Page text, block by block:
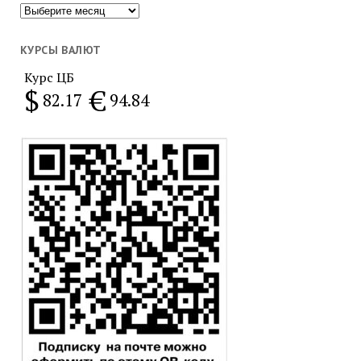
Популярное
месяц
КУРСЫ ВАЛЮТ
Курс ЦБ
$ 82.17 € 94.84